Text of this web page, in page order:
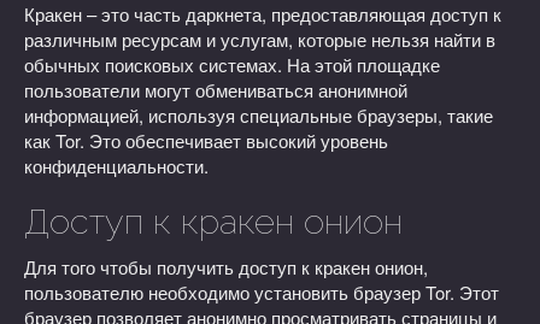
Кракен – это часть даркнета, предоставляющая доступ к
различным ресурсам и услугам, которые нельзя найти в
обычных поисковых системах. На этой площадке
пользователи могут обмениваться анонимной
информацией, используя специальные браузеры, такие
как Tor. Это обеспечивает высокий уровень
конфиденциальности.
Доступ к кракен онион
Для того чтобы получить доступ к кракен онион,
пользователю необходимо установить браузер Tor. Этот
браузер позволяет анонимно просматривать страницы и